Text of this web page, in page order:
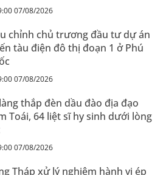
07/08/2026
chỉnh chủ trương đầu tư dự án
tàu điện đô thị đoạn 1 ở Phú
07/08/2026
thắp đèn dầu đào địa đạo
Toái, 64 liệt sĩ hy sinh dưới lòng
07/08/2026
Tháp xử lý nghiêm hành vi ép